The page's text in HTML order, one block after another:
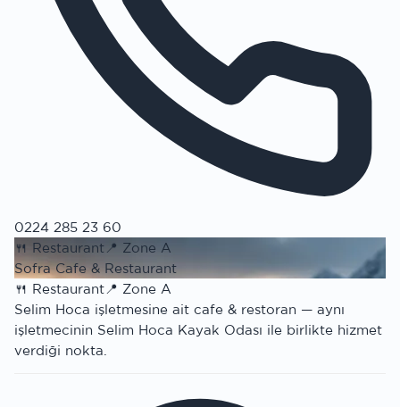
0224 285 23 60
🍴 Restaurant 📍 Zone A
Sofra Cafe & Restaurant
🍴 Restaurant📍 Zone A
Selim Hoca işletmesine ait cafe & restoran — aynı
işletmecinin Selim Hoca Kayak Odası ile birlikte hizmet
verdiği nokta.